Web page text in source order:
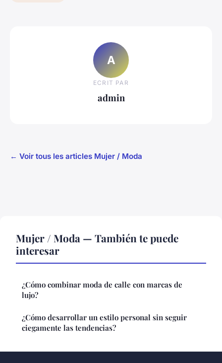
A
ECRIT PAR
admin
← Voir tous les articles Mujer / Moda
Mujer / Moda — También te puede
interesar
¿Cómo combinar moda de calle con marcas de
lujo?
¿Cómo desarrollar un estilo personal sin seguir
ciegamente las tendencias?